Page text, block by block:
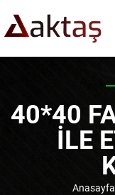
40*40
ILE
Anasayfa